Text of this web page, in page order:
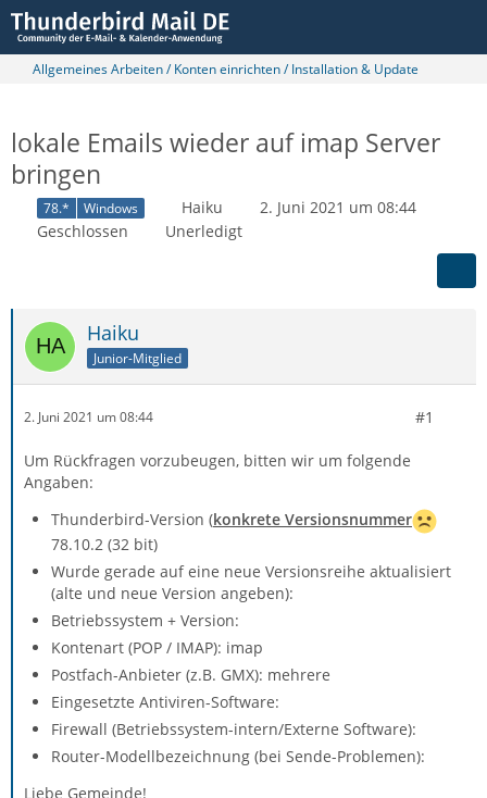
Allgemeines Arbeiten / Konten einrichten / Installation & Update
lokale Emails wieder auf imap Server
bringen
78.* Windows Haiku
2. Juni 2021 um 08:44
Geschlossen
Unerledigt
Haiku
Junior-Mitglied
2. Juni 2021 um 08:44 #1
Um Rückfragen vorzubeugen, bitten wir um folgende
Angaben:
Thunderbird-Version (konkrete Versionsnummer
78.10.2 (32 bit)
Wurde gerade auf eine neue Versionsreihe aktualisiert
(alte und neue Version angeben):
Betriebssystem + Version:
Kontenart (POP / IMAP): imap
Postfach-Anbieter (z.B. GMX): mehrere
Eingesetzte Antiviren-Software:
Firewall (Betriebssystem-intern/Externe Software):
Router-Modellbezeichnung (bei Sende-Problemen):
Liebe Gemeinde!